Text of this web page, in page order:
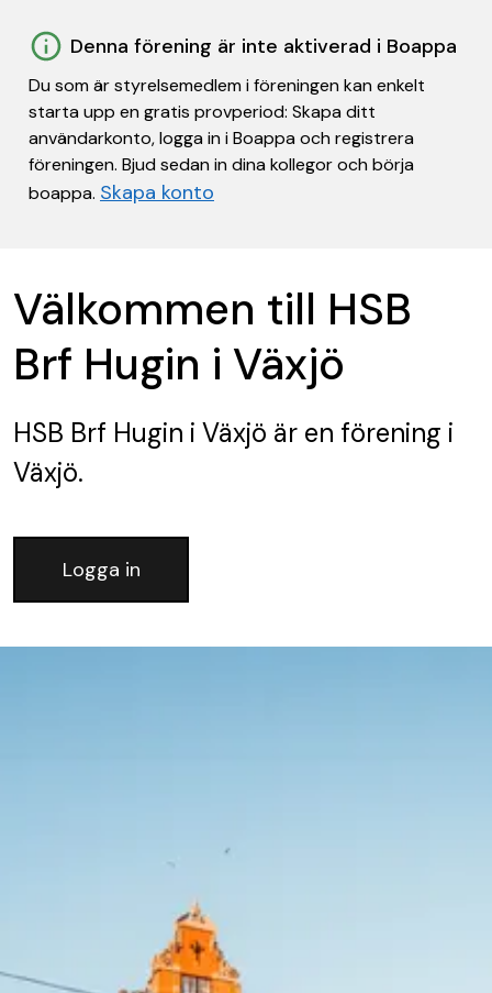
Denna förening är inte aktiverad i Boappa
Du som är styrelsemedlem i föreningen kan enkelt
starta upp en gratis provperiod: Skapa ditt
användarkonto, logga in i Boappa och registrera
föreningen. Bjud sedan in dina kollegor och börja
boappa. Skapa konto
Välkommen till HSB
Brf Hugin i Växjö
HSB Brf Hugin i Växjö är en förening i
Växjö.
Logga in